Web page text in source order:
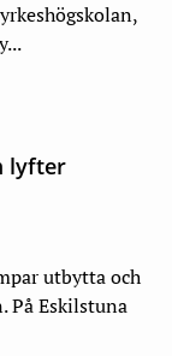
lyfter
utbytta och
På Eskilstuna